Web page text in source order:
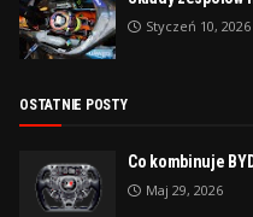
Styczeń 10, 2026
OSTATNIE POSTY
Co kombinuje
Maj 29, 2026